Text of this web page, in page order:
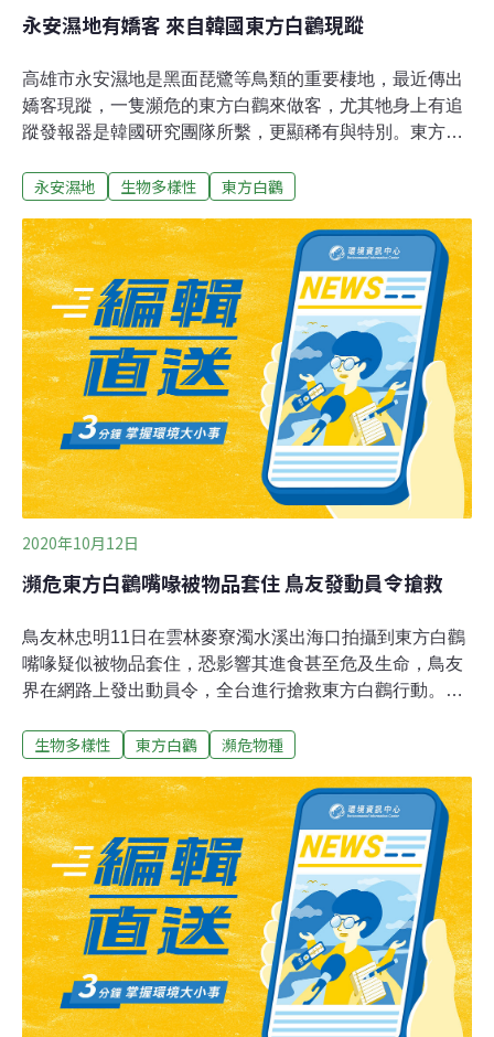
永安濕地有嬌客 來自韓國東方白鸛現蹤
高雄市永安濕地是黑面琵鷺等鳥類的重要棲地，最近傳出
嬌客現蹤，一隻瀕危的東方白鸛來做客，尤其牠身上有追
蹤發報器是韓國研究團隊所繫，更顯稀有與特別。東方白
鳥覆有白色羽毛，黑色鳥喙及翅膀，眼睛周圍和腳是紅色
每年冬天會南遷度冬，台灣不是其遷徙路線，可能因為天
氣惡劣或其他因素，偏離本來路線而現蹤在台灣，也稱為
「台灣迷鳥」。茄萣觀光發展協會理事長郭淑娥今天（19
日）表示，茄萣及永安濕地是國際衛星追蹤濕地，因為永
安濕地出現東方白鸛，相關保育人員被通知協助追蹤觀
察，讓外界更加關注東方白鸛的蹤跡。東方白鸛俗稱送子
鳥，通常是出雙入對，這隻東方白鸛獨自現身可能和牠身
上裝置發報器影響牠的配對。
永安濕地 生物多樣性 東方白鸛
2020年10月12日
瀕危東方白鸛嘴喙被物品套住 鳥友發動員令搶救
鳥友林忠明11日在雲林麥寮濁水溪出海口拍攝到東方白鸛
嘴喙疑似被物品套住，恐影響其進食甚至危及生命，鳥友
界在網路上發出動員令，全台進行搶救東方白鸛行動。拍
表示，東方白鸛在全球僅存3000隻左右，比全球總數還有
種，近十幾年來，每年秋冬季節台灣能看到極為少數的東
方白鸛，因此引起鳥友迷追逐。搶救東方白鸛一文在鳥友
界引起關注，鳥友們從11日起在東方白鸛可能棲息的地方
尋找，截至今天下午尚未發現蹤跡。
生物多樣性 東方白鸛 瀕危物種